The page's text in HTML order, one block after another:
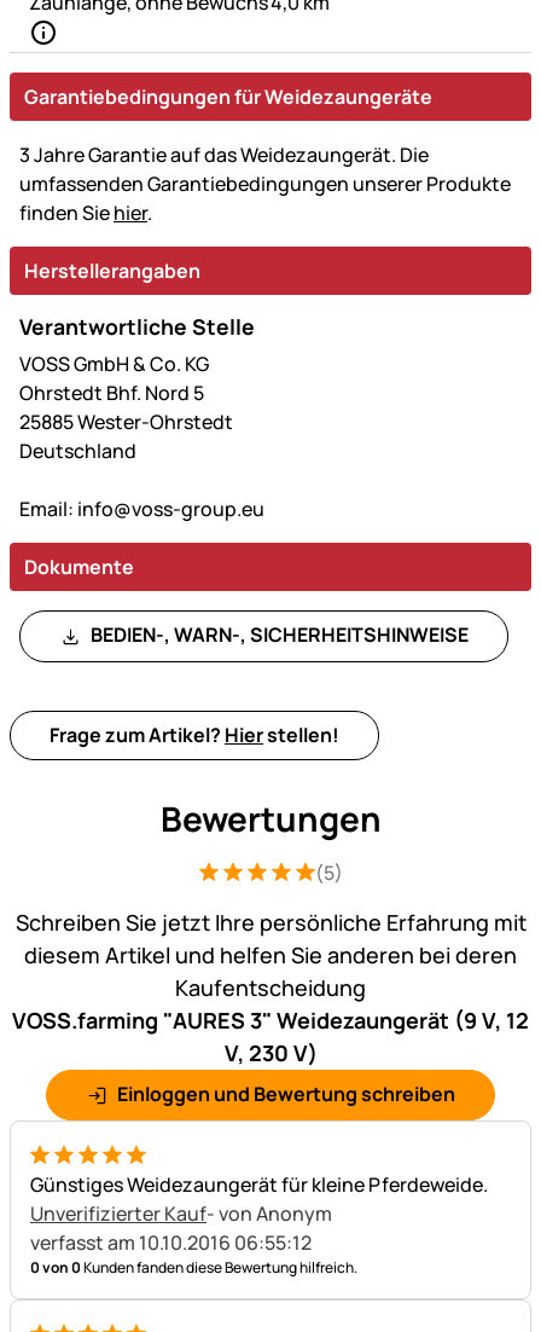
Garantiebedingungen für Weidezaungeräte
3 Jahre Garantie auf das Weidezaungerät. Die
umfassenden Garantiebedingungen unserer Produkte
finden Siehier.
Herstellerangaben
Verantwortliche Stelle
VOSS GmbH & Co. KG
Ohrstedt Bhf. Nord 5
25885 Wester-Ohrstedt
Deutschland
Email: info@voss-group.eu
Dokumente
BEDIEN-, WARN-, SICHERHEITSHINWEISE
Frage zum Artikel? Hierstellen!
Bewertungen
Bewertung: 5 von 5 (5 Bewertungen)
5 Bewertungen
(5)
Schreiben Sie jetzt Ihre persönliche Erfahrung mit
diesem Artikel und helfen Sie anderen bei deren
Kaufentscheidung
VOSS.farming "AURES 3" Weidezaungerät (9 V, 12
V, 230 V)
Einloggen und Bewertung schreiben
5 von 5
Günstiges Weidezaungerät für kleine Pferdeweide.
Unverifizierter Kauf- von Anonym
verfasst am 10.10.2016 06:55:12
0 von 0Kunden fanden diese Bewertung hilfreich.